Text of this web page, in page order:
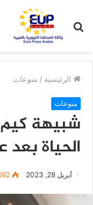
عن
الرئيسية / منوعات
منوعات
شبيهة كيم
الحياة
أبريل 28, 2023